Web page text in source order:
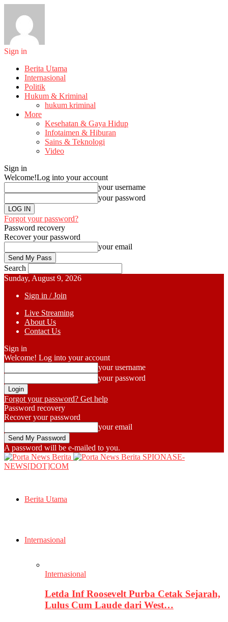
Sign in
Berita Utama
Internasional
Politik
Hukum & Kriminal
hukum kriminal
More
Kesehatan & Gaya Hidup
Infotaimen & Hiburan
Sains & Teknologi
Video
Sign in
Welcome!Log into your account
your username
your password
Forgot your password?
Password recovery
Recover your password
your email
Search
Sunday, August 9, 2026
Sign in / Join
Live Streaming
About Us
Contact Us
Sign in
Welcome! Log into your account
your username
your password
Forgot your password? Get help
Password recovery
Recover your password
your email
A password will be e-mailed to you.
SPIONASE-
NEWS[DOT]COM
Berita Utama
Internasional
Internasional
Letda Inf Roosevelt Purba Cetak Sejarah,
Lulus Cum Laude dari West…